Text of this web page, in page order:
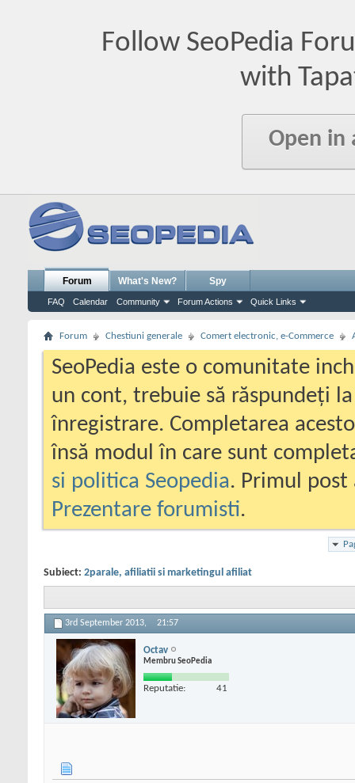
Follow SeoPedia
with
Open in
Forum
FAQ Calendar Community Forum Actions Quick Links
What's New? Spy
Forum Chestiuni generale Comert electronic, e-Commerce
SeoPedia este o comunitate
un cont, trebuie să răspundeți
înregistrare. Completarea
însă modul în care sunt
si politica Seopedia. Primul
Prezentare forumisti.
Subiect: 2parale, afiliatii si marketingul afiliat
3rd September 2013, 21:57
Octav
Membru SeoPedia
Reputatie: 41